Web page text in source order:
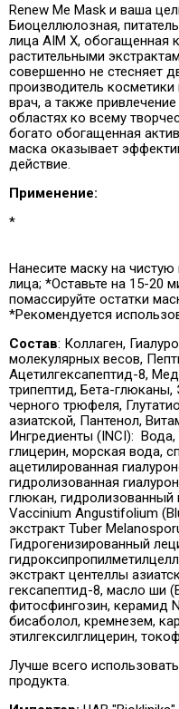
Renew Me Mask и ваша
Биоцеллюлозная,
лица AIM X, обогащенная
растительными
совершенно не стесняет
производитель
врач, а также
областях ко всему
богато обогащенная
маска оказывает
действие.
Применение:
*
Нанесите маску на
лица; *Оставьте на 15-20
помассируйте остатки
*Рекомендуется
Состав: Коллаген,
молекулярных весов,
Ацетилгексапептид-8,
трипептид, Бета-глюканы,
черного трюфеля,
азиатской, Пантенол,
Ингредиенты (INCI): Вода,
глицерин, морская вода,
ацетилированная
гидролизованная
глюкан, гидролизованный
Vaccinium Angustifolium
экстракт Tuber
Гидрогенизированный
экстракт центеллы
гексапептид-8, масло ши
фитосфингозин, керамид
бисаболол, кремнезем,
этилгексилглицерин,
Лучше всего
продукта.